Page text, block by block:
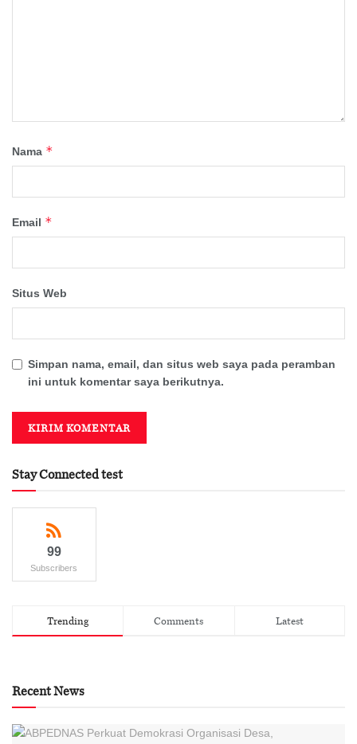
Nama *
Email *
Situs Web
Simpan nama, email, dan situs web saya pada peramban
ini untuk komentar saya berikutnya.
Stay Connected test
99
Subscribers
Trending Comments Latest
Recent News